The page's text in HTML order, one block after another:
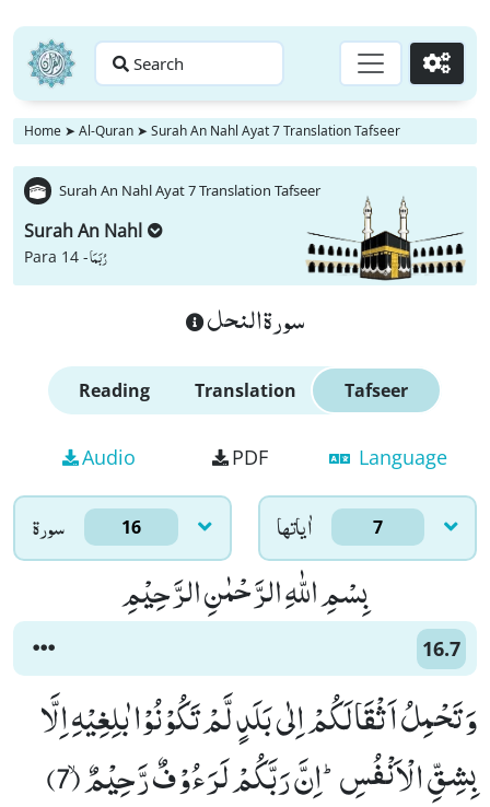
Search Go
Home ➤ Al-Quran ➤ Surah An Nahl Ayat 7 Translation Tafseer
Surah An Nahl Ayat 7 Translation Tafseer
Surah An Nahl
Para 14 -رُبَمَا
سورة النحل
Reading Translation Tafseer
Audio PDF Language
سورۃ 16 اٰياتها 7
بِسْمِ اللّٰهِ الرَّحْمٰنِ الرَّحِیْمِ
16.7
وَ تَحْمِلُ اَثْقَالَكُمْ اِلٰى بَلَدٍ لَّمْ تَكُوْنُوْا بٰلِغِیْهِ اِلَّا
بِشِقِّ الْاَنْفُسِؕ-اِنَّ رَبَّكُمْ لَرَءُوْفٌ رَّحِیْمٌۙ (7)